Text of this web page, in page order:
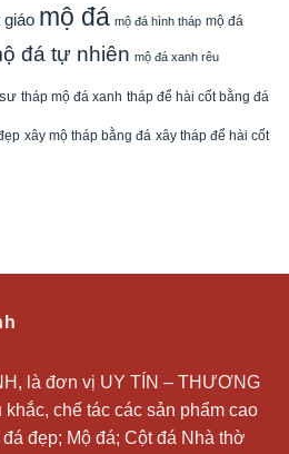
giáo mộ đá mộ đá hình tháp mộ đá
đá tự nhiên mộ đá xanh rêu
tháp mộ đá xanh tháp để hài cốt bằng đá
xây mộ tháp bằng đá xây tháp để hài cốt
là đơn vị UY TÍN – THƯƠNG
chế tác các sản phẩm cao
đá đẹp; Mộ đá; Cột đá Nhà thờ